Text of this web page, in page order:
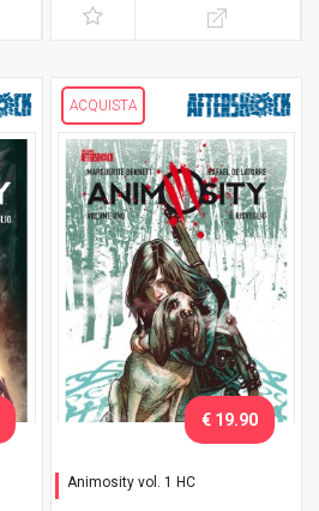
ACQUISTA
Animosity vol. 1 HC
€ 19.90